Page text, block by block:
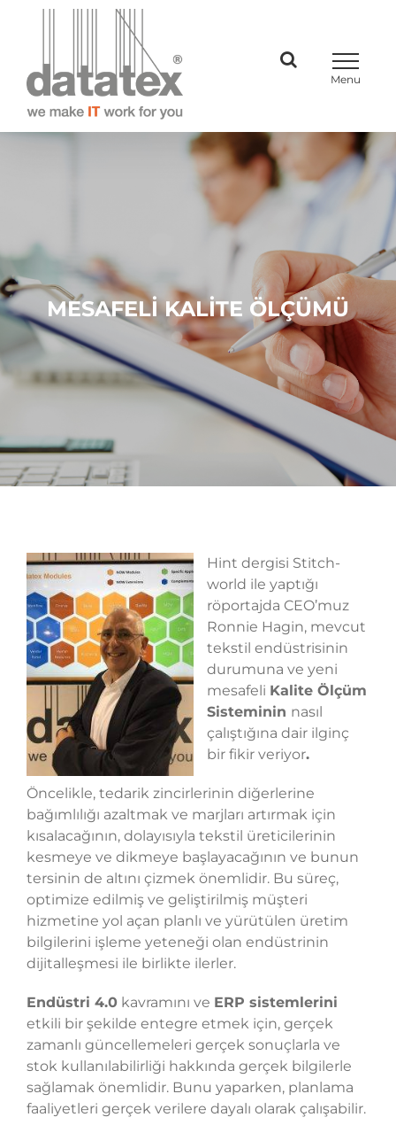
MESAFELİ KALİTE ÖLÇÜMÜ
Hint dergisi Stitch-
world ile yaptığı
röportajda CEO’muz
Ronnie Hagin, mevcut
tekstil endüstrisinin
durumuna ve yeni
mesafeli Kalite Ölçüm
Sisteminin nasıl
çalıştığına dair ilginç
bir fikir veriyor.
Öncelikle, tedarik zincirlerinin diğerlerine
bağımlılığı azaltmak ve marjları artırmak için
kısalacağının, dolayısıyla tekstil üreticilerinin
kesmeye ve dikmeye başlayacağının ve bunun
tersinin de altını çizmek önemlidir. Bu süreç,
optimize edilmiş ve geliştirilmiş müşteri
hizmetine yol açan planlı ve yürütülen üretim
bilgilerini işleme yeteneği olan endüstrinin
dijitalleşmesi ile birlikte ilerler.
Endüstri 4.0 kavramını ve ERP sistemlerini
etkili bir şekilde entegre etmek için, gerçek
zamanlı güncellemeleri gerçek sonuçlarla ve
stok kullanılabilirliği hakkında gerçek bilgilerle
sağlamak önemlidir. Bunu yaparken, planlama
faaliyetleri gerçek verilere dayalı olarak çalışabilir.